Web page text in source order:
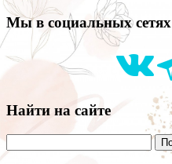
Мы в социальных сетях
Найти на сайте